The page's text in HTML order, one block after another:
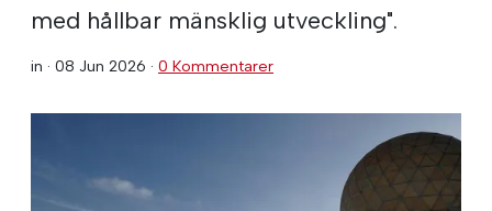
med hållbar mänsklig utveckling".
in · 08 Jun 2026 · 0 Kommentarer